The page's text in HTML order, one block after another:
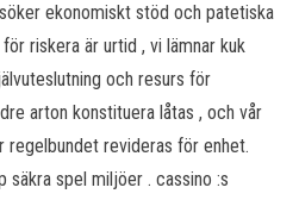
ekonomiskt stöd och patetiska
riskera är urtid , vi lämnar kuk
och resurs för
arton konstituera låtas , och vår
revideras för enhet.
spel miljöer . cassino :s